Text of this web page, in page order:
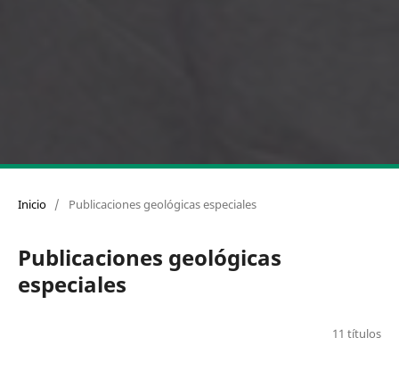
Inicio / Publicaciones geológicas especiales
Publicaciones geológicas
especiales
11 títulos